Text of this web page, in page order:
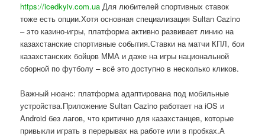
https://icedkyiv.com.ua Для любителей спортивных ставок
тоже есть опции.Хотя основная специализация Sultan Cazino
– это казино-игры, платформа активно развивает линию на
казахстанские спортивные события.Ставки на матчи КПЛ, бои
казахстанских бойцов ММА и даже на игры национальной
сборной по футболу – всё это доступно в несколько кликов.
Важный нюанс: платформа адаптирована под мобильные
устройства.Приложение Sultan Cazino работает на iOS и
Android без лагов, что критично для казахстанцев, которые
привыкли играть в перерывах на работе или в пробках.А